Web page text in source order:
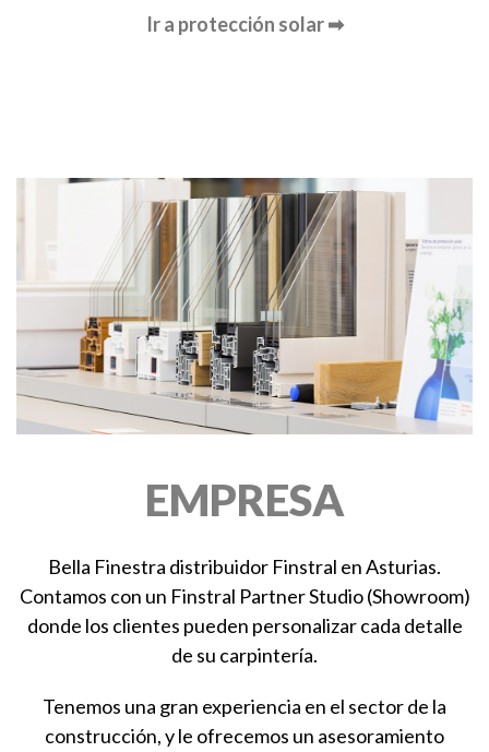
Ir a protección solar ➡
EMPRESA
Bella Finestra distribuidor Finstral en Asturias.
Contamos con un Finstral Partner Studio (Showroom)
donde los clientes pueden personalizar cada detalle
de su carpintería.
Tenemos una gran experiencia en el sector de la
construcción, y le ofrecemos un asesoramiento